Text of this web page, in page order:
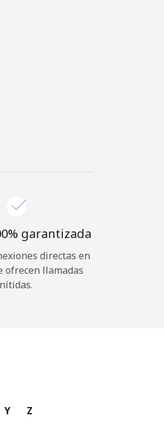
garantizada
directas en
ofrecen llamadas
nítidas.
Y Z